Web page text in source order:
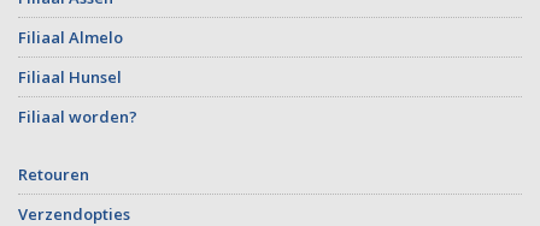
Filiaal Almelo
Filiaal Hunsel
Filiaal worden?
Retouren
Verzendopties